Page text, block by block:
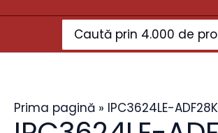
Search
for:
Prima pagină » IPC3624LE-